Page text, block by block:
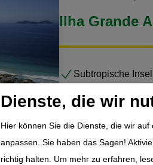
Ilha Grande
Subtropische
Perfekt mit Rio
Details
Dienste, die wir
Hier können Sie die Dienste, die wir
anpassen. Sie haben das Sagen!
richtig halten.
Um mehr zu erfahren,